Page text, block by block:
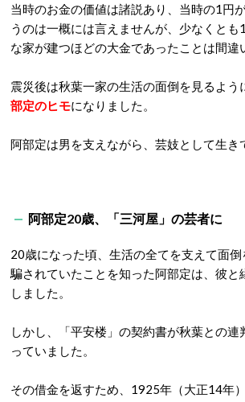
当時のお金の価値は諸説あり、当時の1円
うのは一概には言えませんが、少なくと
な家が建つほどの大金であったことは間違
震災後は秋葉一家の生活の面倒を見るよう
部定のヒモになりました。
阿部定は男を支えながら、芸妓として生き
阿部定20歳、「三河屋」の芸者に
20歳になった頃、生活の全てを支えて面
騙されていたことを知った阿部定は、彼と
しました。
しかし、「平安楼」の契約書が秋葉との連
っていました。
その借金を返すため、1925年（大正14年